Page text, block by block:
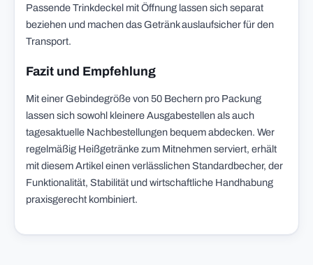
Passende Trinkdeckel mit Öffnung lassen sich separat
beziehen und machen das Getränk auslaufsicher für den
Transport.
Fazit und Empfehlung
Mit einer Gebindegröße von 50 Bechern pro Packung
lassen sich sowohl kleinere Ausgabestellen als auch
tagesaktuelle Nachbestellungen bequem abdecken. Wer
regelmäßig Heißgetränke zum Mitnehmen serviert, erhält
mit diesem Artikel einen verlässlichen Standardbecher, der
Funktionalität, Stabilität und wirtschaftliche Handhabung
praxisgerecht kombiniert.